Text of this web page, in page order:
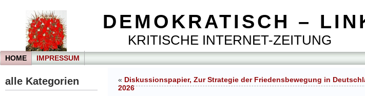
DEMOKRATISCH –
KRITISCHE INTERNET-ZEITUNG
HOME IMPRESSUM
alle Kategorien « Diskussionspapier, Zur Strategie der Friedensbewegung in
2026